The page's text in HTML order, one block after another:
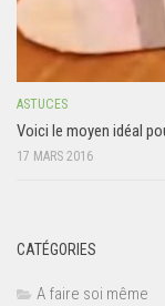
ASTUCES
Voici le moyen idéal
17 MARS 2016
CATÉGORIES
A faire soi même